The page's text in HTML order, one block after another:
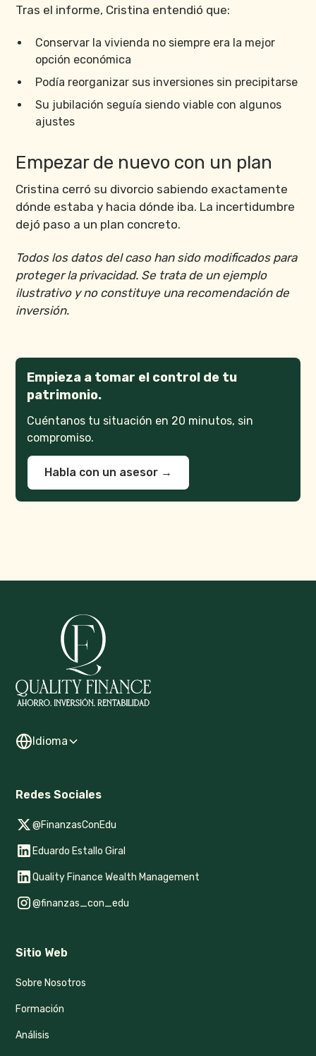
Empieza a tomar el control de tu
patrimonio.
Cuéntanos tu situación en 20 minutos, sin
compromiso.
Habla con un asesor →
Tras el informe, Cristina entendió que:
Conservar la vivienda no siempre era la mejor
opción económica
Podía reorganizar sus inversiones sin precipitarse
Su jubilación seguía siendo viable con algunos
ajustes
Empezar de nuevo con un plan
Cristina cerró su divorcio sabiendo exactamente
dónde estaba y hacia dónde iba. La incertidumbre
dejó paso a un plan concreto.
Todos los datos del caso han sido modificados para
proteger la privacidad. Se trata de un ejemplo
ilustrativo y no constituye una recomendación de
inversión.
Idioma
Redes Sociales
@FinanzasConEdu
Eduardo Estallo Giral
Quality Finance Wealth Management
@finanzas_con_edu
Sitio Web
Sobre Nosotros
Formación
Análisis